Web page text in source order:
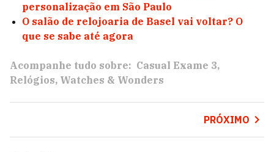
personalização em São Paulo
O salão de relojoaria de Basel vai voltar? O
que se sabe até agora
Acompanhe tudo sobre: Casual Exame 3
Relógios Watches & Wonders
PRÓXIMO